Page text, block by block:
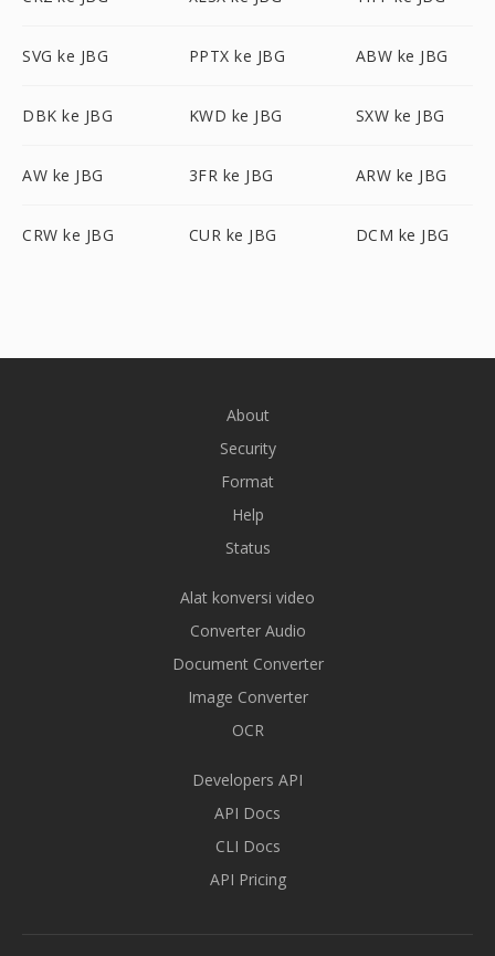
SVG ke JBG PPTX ke JBG ABW ke JBG
DBK ke JBG KWD ke JBG SXW ke JBG
AW ke JBG 3FR ke JBG ARW ke JBG
CRW ke JBG CUR ke JBG DCM ke JBG
About
Security
Format
Help
Status
Alat konversi video
Converter Audio
Document Converter
Image Converter
OCR
Developers API
API Docs
CLI Docs
API Pricing